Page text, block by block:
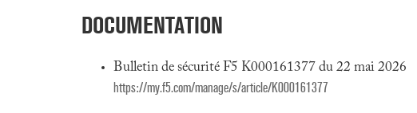
DOCUMENTATION
Bulletin de sécurité F5 K000161377 du 22 mai 2026
https://my.f5.com/manage/s/article/K000161377